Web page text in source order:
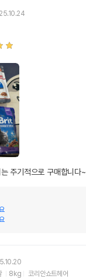
주기적으로 구매합니다~
8kg 코리안쇼트헤어